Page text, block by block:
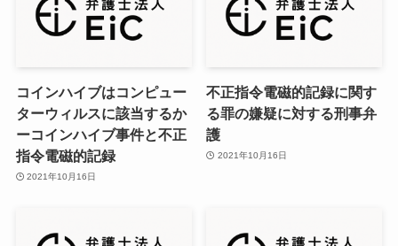
コインハイブはコンピュー
ターウィルスに該当するか
ーコインハイブ事件と不正
指令電磁的記録
2021年10月16日
不正指令電磁的記録に関す
る罪の嫌疑に対する刑事弁
護
2021年10月16日